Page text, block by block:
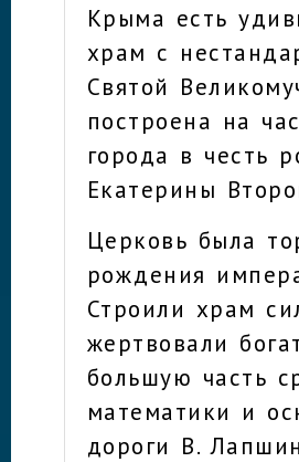
Крыма есть
храм с
Святой
построена на
города в честь
Екатерины
Церковь была
рождения
Строили храм
жертвовали
большую часть
математики и
дороги В.